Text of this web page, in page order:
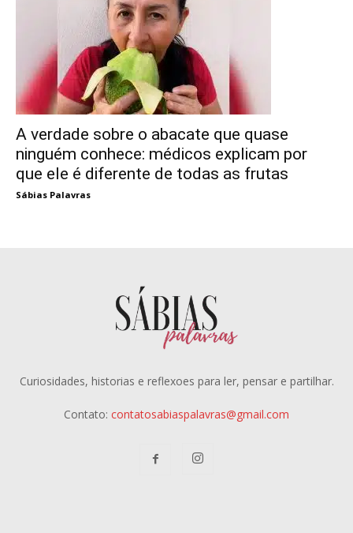
A verdade sobre o abacate que quase
ninguém conhece: médicos explicam por
que ele é diferente de todas as frutas
Sábias Palavras
Curiosidades, historias e reflexoes para ler, pensar e partilhar.
Contato: contatosabiaspalavras@gmail.com